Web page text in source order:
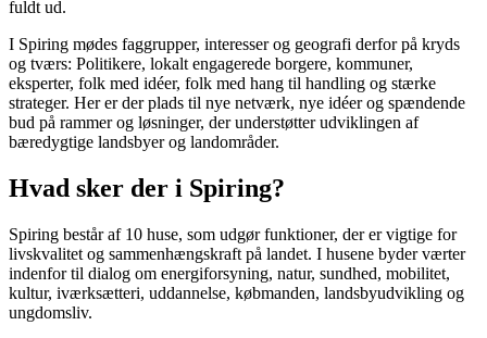
fuldt ud.
I Spiring mødes faggrupper, interesser og geografi derfor på kryds
og tværs: Politikere, lokalt engagerede borgere, kommuner,
eksperter, folk med idéer, folk med hang til handling og stærke
strateger. Her er der plads til nye netværk, nye idéer og spændende
bud på rammer og løsninger, der understøtter udviklingen af
bæredygtige landsbyer og landområder.
Hvad sker der i Spiring?
Spiring består af 10 huse, som udgør funktioner, der er vigtige for
livskvalitet og sammenhængskraft på landet. I husene byder værter
indenfor til dialog om energiforsyning, natur, sundhed, mobilitet,
kultur, iværksætteri, uddannelse, købmanden, landsbyudvikling og
ungdomsliv.